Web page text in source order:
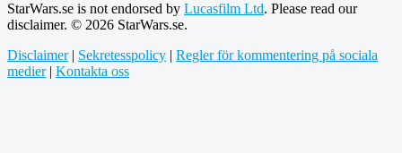
StarWars.se is not endorsed by Lucasfilm Ltd. Please read our
disclaimer. © 2026 StarWars.se.
Disclaimer| Sekretesspolicy | Regler för kommentering på sociala
medier| Kontakta oss